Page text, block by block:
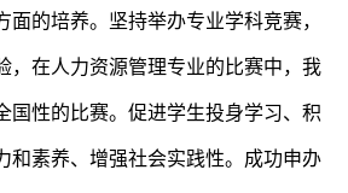
面的培养。坚持举办专业学科竞赛，
，在人力资源管理专业的比赛中，我
国性的比赛。促进学生投身学习、积
和素养、增强社会实践性。成功申办